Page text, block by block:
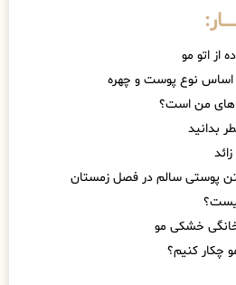
از اتو مو
اساس نوع پوست و چهره
من است؟
بدانید
پوستی سالم در فصل زمستان
خشکی مو
چکار کنیم؟